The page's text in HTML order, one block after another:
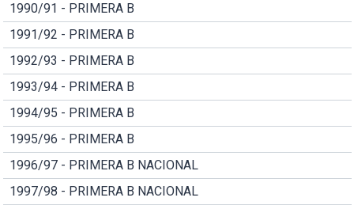
1990/91 - PRIMERA B
1991/92 - PRIMERA B
1992/93 - PRIMERA B
1993/94 - PRIMERA B
1994/95 - PRIMERA B
1995/96 - PRIMERA B
1996/97 - PRIMERA B NACIONAL
1997/98 - PRIMERA B NACIONAL